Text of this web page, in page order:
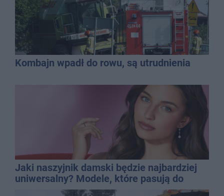
Kombajn wpadł do rowu, są utrudnienia
Jaki naszyjnik damski będzie najbardziej
uniwersalny? Modele, które pasują do
wielu stylizacji